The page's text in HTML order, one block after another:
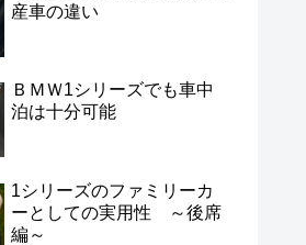
産車の違い
ＢＭＷ1シリーズでも車中
泊は十分可能
1シリーズのファミリーカ
ーとしての実用性 ～後席
編～